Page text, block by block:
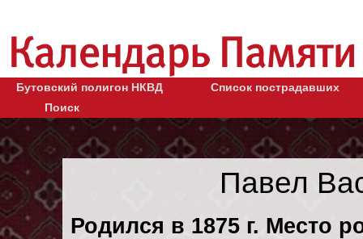
Бутовский полигон НКВД
Список пострадавших
Поиск
Павел
Родился в 1875 г. Место